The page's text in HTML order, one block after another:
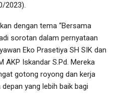
2023).
dengan tema “Bersama
sorotan dalam pernyataan
Eko Prasetiya SH SIK dan
AKP Iskandar S.Pd. Mereka
gotong royong dan kerja
yang lebih baik bagi